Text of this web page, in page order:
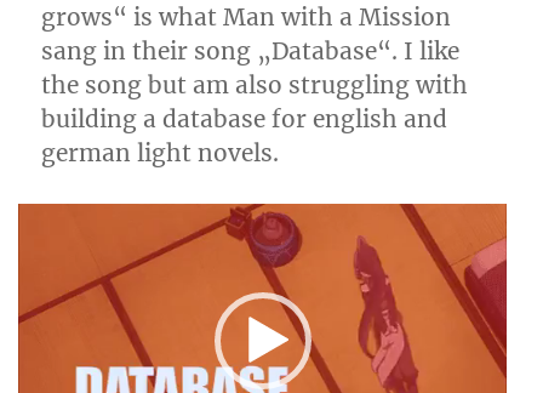
grows“ is what Man with a Mission
sang in their song „Database“. I like
the song but am also struggling with
building a database for english and
german light novels.